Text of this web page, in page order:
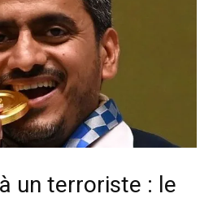
un terroriste : le